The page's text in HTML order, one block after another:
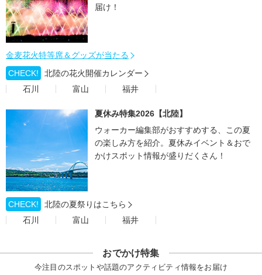
届け！
金麦花火特等席＆グッズが当たる
CHECK!
北陸の花火開催カレンダー
石川
富山 福井
夏休み特集2026【北陸】
ウォーカー編集部がおすすめする、この夏
の楽しみ方を紹介。夏休みイベント＆おで
かけスポット情報が盛りだくさん！
CHECK!
北陸の夏祭りはこちら
石川
富山 福井
おでかけ特集
今注目のスポットや話題のアクティビティ情報をお届け